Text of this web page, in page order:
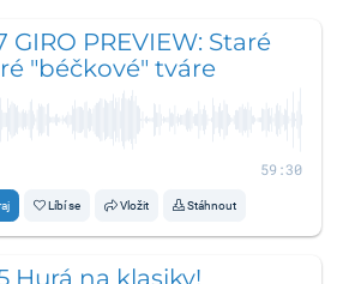
GIRO PREVIEW: Staré
"béčkové" tváre
59:30
Líbí se Vložit Stáhnout
Hurá na klasiky!